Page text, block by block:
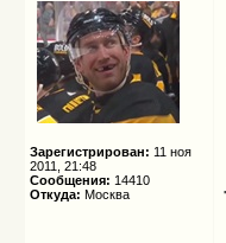
Зарегистрирован: 11 ноя
2011, 21:48
Сообщения: 14410
Откуда: Москва